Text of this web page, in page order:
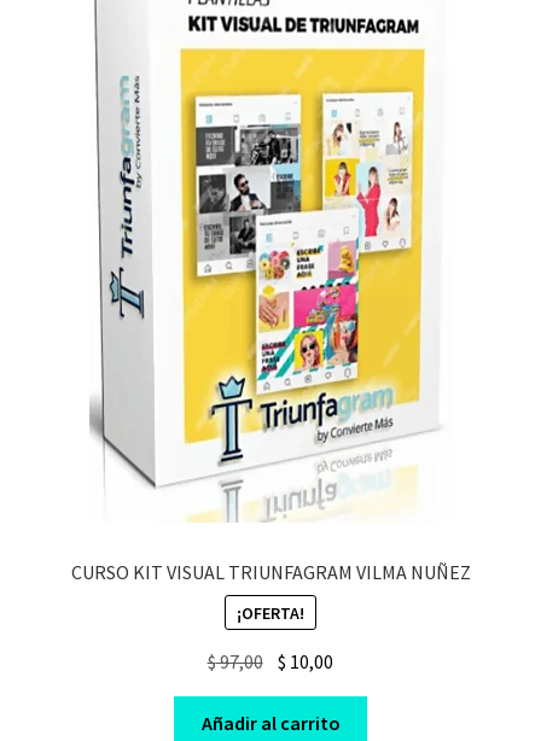
CURSO KIT VISUAL TRIUNFAGRAM VILMA NUÑEZ
¡OFERTA!
$97,00 Original
price
was:
$ 10,00
price
is:
Añadir al carrito